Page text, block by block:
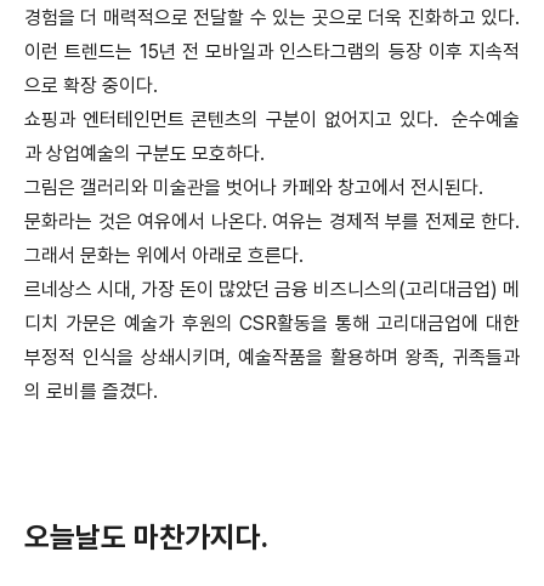
경험을 더 매력적으로 전달할 수 있는 곳으로 더욱 진화하고 있다.
이런 트렌드는 15년 전 모바일과 인스타그램의 등장 이후 지속적
으로 확장 중이다.
쇼핑과 엔터테인먼트 콘텐츠의 구분이 없어지고 있다. 순수예술
과 상업예술의 구분도 모호하다.
그림은 갤러리와 미술관을 벗어나 카페와 창고에서 전시된다.
문화라는 것은 여유에서 나온다. 여유는 경제적 부를 전제로 한다.
그래서 문화는 위에서 아래로 흐른다.
르네상스 시대, 가장 돈이 많았던 금융 비즈니스의(고리대금업) 메
디치 가문은 예술가 후원의 CSR활동을 통해 고리대금업에 대한
부정적 인식을 상쇄시키며, 예술작품을 활용하며 왕족, 귀족들과
의 로비를 즐겼다.
오늘날도 마찬가지다.